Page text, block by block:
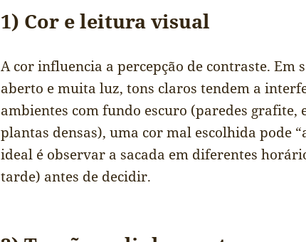
1) Cor e leitura visual
A cor influencia a percepção de contraste. Em
aberto e muita luz, tons claros tendem a
ambientes com fundo escuro (paredes grafite,
plantas densas), uma cor mal escolhida pode
ideal é observar a sacada em diferentes
tarde) antes de decidir.